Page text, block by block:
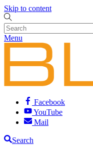
Skip to content
Menu
Facebook
YouTube
Mail
Search